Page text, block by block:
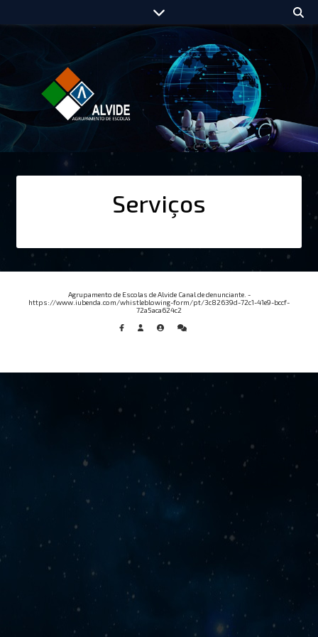
Serviços
Agrupamento de Escolas de Alvide Canal de denunciante. -
https://www.iubenda.com/whistleblowing-form/pt/3c82639d-72c1-41e9-bccf-
72a5aca624c2